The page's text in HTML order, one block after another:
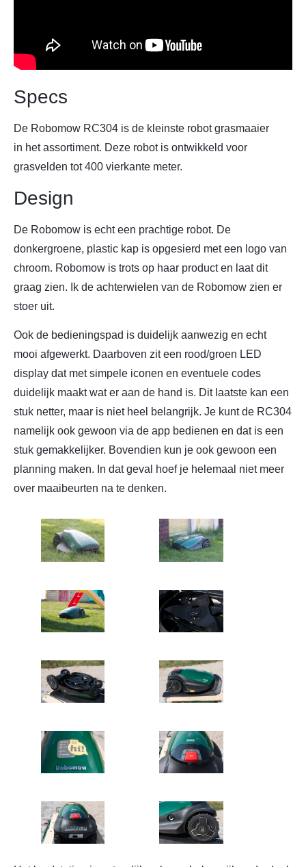
Specs
De Robomow RC304 is de kleinste robot grasmaaier
in het assortiment. Deze robot is ontwikkeld voor
grasvelden tot 400 vierkante meter.
Design
De Robomow is echt een prachtige robot. De
donkergroene, plastic kap is opgesierd met een logo van
chroom. Robomow is trots op haar product en laat dit
graag zien. Ik de achterwielen van de Robomow zien er
stoer uit.
Ook de bedieningspad is duidelijk aanwezig en echt
mooi afgewerkt. Daarboven zit een rood/groen LED
display dat met simpele iconen en eventuele codes
duidelijk maakt wat er aan de hand is. Dit laatste kan een
stuk netter, maar is niet heel belangrijk. Je kunt de RC304
namelijk ook gewoon via de app bedienen en dat is een
stuk gemakkelijker. Bovendien kun je ook gewoon een
planning maken. In dat geval hoef je helemaal niet meer
over maaibeurten na te denken.